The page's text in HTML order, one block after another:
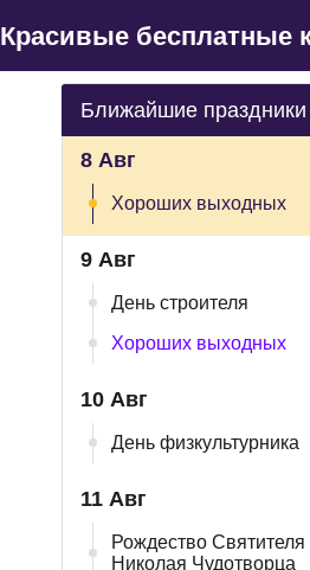
Красивые бесплатные
Ближайшие праздники
8 Авг
Хороших выходных
9 Авг
День строителя
Хороших выходных
10 Авг
День физкультурника
11 Авг
Рождество Святителя
Николая Чудотворца